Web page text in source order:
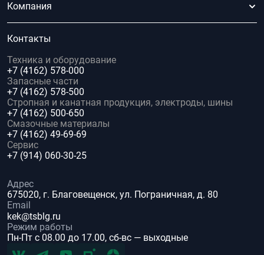
Компания
Контакты
Техника и оборудование
+7 (4162) 578-000
Запасные части
+7 (4162) 578-500
Стропная и канатная продукция, электроды, шины
+7 (4162) 500-650
Смазочные материалы
+7 (4162) 49-69-69
Сервис
+7 (914) 060-30-25
Адрес
675020, г. Благовещенск, ул. Пограничная, д. 80
Email
kek@tsblg.ru
Режим работы
Пн-Пт с 08.00 до 17.00, сб-вс — выходные